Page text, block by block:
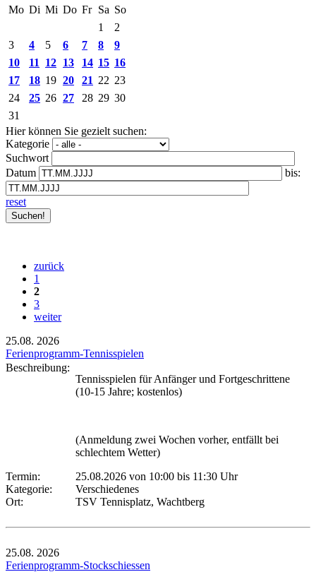
Mo Di Mi Do Fr Sa So
1
2
3
4 5 6 7 8
9
10
11 12 13 14 15 16
17
18 19 20 21 22 23
24
25 26 27 28 29 30
31
Hier können Sie gezielt suchen:
Kategorie
Suchwort
Datum
bis:
reset
zurück
1
2
3
weiter
25.08. 2026
Ferienprogramm-Tennisspielen
Beschreibung:
Tennisspielen für Anfänger und Fortgeschrittene
(10-15 Jahre; kostenlos)
(Anmeldung zwei Wochen vorher, entfällt bei
schlechtem Wetter)
Termin:
25.08.2026 von 10:00 bis 11:30 Uhr
Kategorie:
Verschiedenes
Ort:
TSV Tennisplatz, Wachtberg
25.08. 2026
Ferienprogramm-Stockschiessen